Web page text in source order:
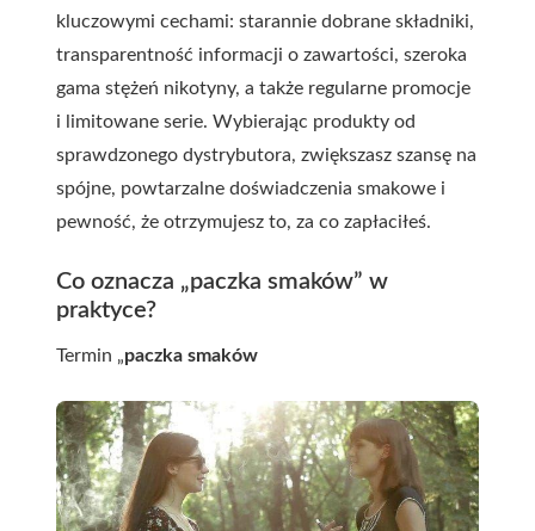
kluczowymi cechami: starannie dobrane składniki,
transparentność informacji o zawartości, szeroka
gama stężeń nikotyny, a także regularne promocje
i limitowane serie. Wybierając produkty od
sprawdzonego dystrybutora, zwiększasz szansę na
spójne, powtarzalne doświadczenia smakowe i
pewność, że otrzymujesz to, za co zapłaciłeś.
Co oznacza „paczka smaków” w
praktyce?
Termin „paczka smaków